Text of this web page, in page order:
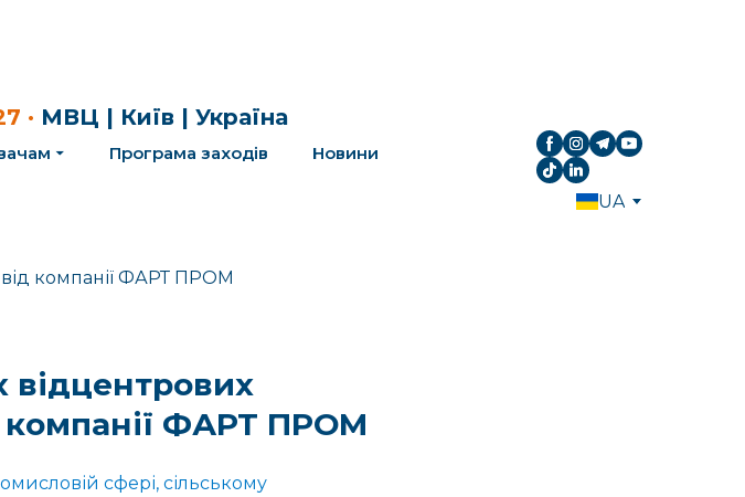
· МВЦ | Київ | Україна
Програма заходів Новини
UA
відцентрових
компанії ФАРТ ПРОМ
сфері, сільському